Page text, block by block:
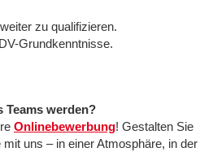
zu qualifizieren.
Grundkenntnisse.
Teams werden?
Onlinebewerbung! Gestalten Sie
uns – in einer Atmosphäre, in der